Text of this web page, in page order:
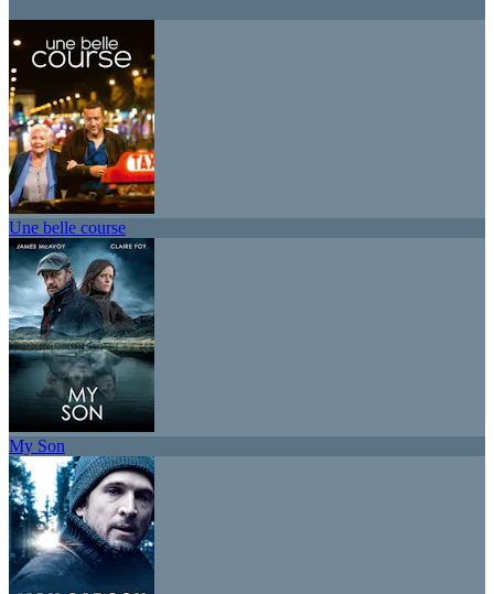
Une belle course
My Son